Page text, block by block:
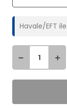
Havale/EFT ile